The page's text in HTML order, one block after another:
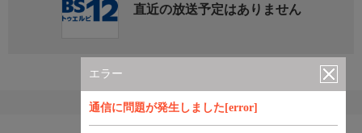
エラー
通信に問題が発生しました[error]
直近の放送予定はありません